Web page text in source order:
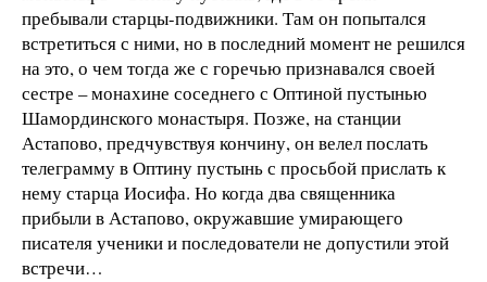
пребывали старцы-подвижники. Там он попытался
встретиться с ними, но в последний момент не решился
на это, о чем тогда же с горечью признавался своей
сестре – монахине соседнего с Оптиной пустынью
Шамординского монастыря. Позже, на станции
Астапово, предчувствуя кончину, он велел послать
телеграмму в Оптину пустынь с просьбой прислать к
нему старца Иосифа. Но когда два священника
прибыли в Астапово, окружавшие умирающего
писателя ученики и последователи не допустили этой
встречи…